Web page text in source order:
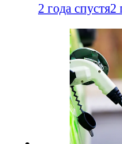
2 года спустя2